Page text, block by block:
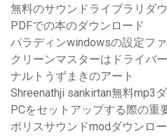
無料のサウンドライブラリダ
PDFでの本のダウンロード
パラディンwindowsの設定フ
クリーンマスターはドライバ
ナルトうずまきのアート
Shreenathji sankirtan無料mp3
PCをセットアップする際の重
ボリスサウンドmodダウンロ